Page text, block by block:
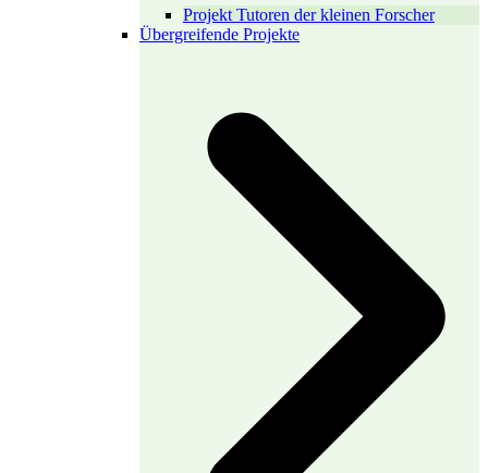
Projekt Tutoren der kleinen Forscher
Übergreifende Projekte